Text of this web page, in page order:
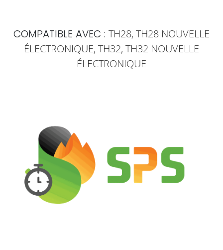
COMPATIBLE AVEC : TH28, TH28 NOUVELLE
ÉLECTRONIQUE, TH32, TH32 NOUVELLE
ÉLECTRONIQUE